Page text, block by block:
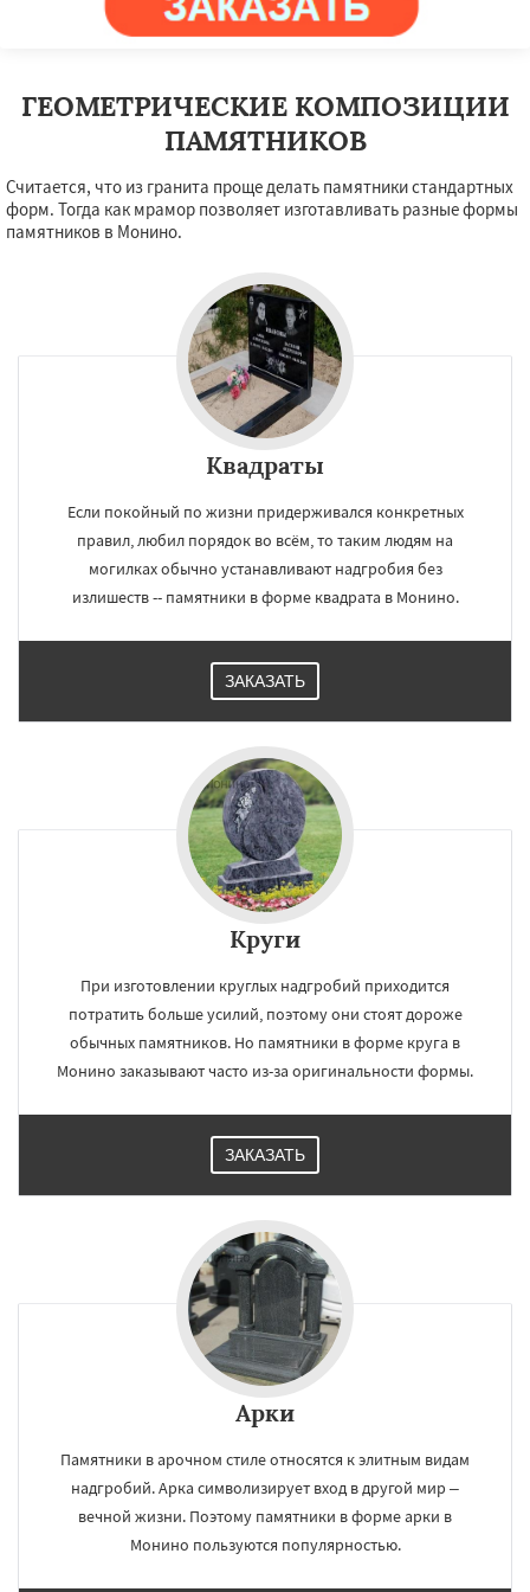
ГЕОМЕТРИЧЕСКИЕ КОМПОЗИЦИИ
ПАМЯТНИКОВ
Считается, что из гранита проще делать памятники стандартных
форм. Тогда как мрамор позволяет изготавливать разные формы
памятников в Монино.
Квадраты
Если покойный по жизни придерживался конкретных
правил, любил порядок во всём, то таким людям на
могилках обычно устанавливают надгробия без
излишеств -- памятники в форме квадрата в Монино.
ЗАКАЗАТЬ
Круги
При изготовлении круглых надгробий приходится
потратить больше усилий, поэтому они стоят дороже
обычных памятников. Но памятники в форме круга в
Монино заказывают часто из-за оригинальности формы.
ЗАКАЗАТЬ
Арки
Памятники в арочном стиле относятся к элитным видам
надгробий. Арка символизирует вход в другой мир –
вечной жизни. Поэтому памятники в форме арки в
Монино пользуются популярностью.